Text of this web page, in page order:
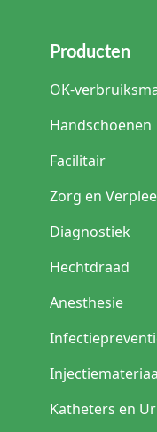
Producten
OK-
Handschoenen
Facilitair
Zorg en
Diagnostiek
Hechtdraad
Anesthesie
Katheters en